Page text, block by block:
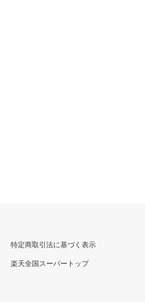
特定商取引法に基づく表示
楽天全国スーパートップ